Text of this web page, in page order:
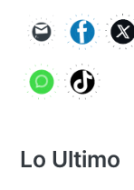
Lo Ultimo